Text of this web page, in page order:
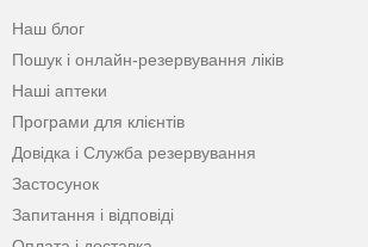
Наш блог
Пошук і онлайн-резервування ліків
Наші аптеки
Програми для клієнтів
Довідка і Служба резервування
Застосунок
Запитання і відповіді